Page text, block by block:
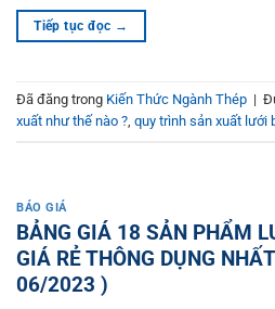
Tiếp tục đọc →
Đã đăng trong Kiến Thức Ngành Thép |
xuất như thế nào ?, quy trình sản xuất lưới
BÁO GIÁ
BẢNG GIÁ 18 SẢN PHẨM
GIÁ RẺ THÔNG DỤNG
06/2023 )